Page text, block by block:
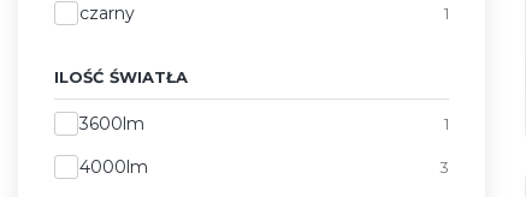
czarny 1
ILOŚĆ ŚWIATŁA
Ilość światła
3600lm 1
4000lm 3